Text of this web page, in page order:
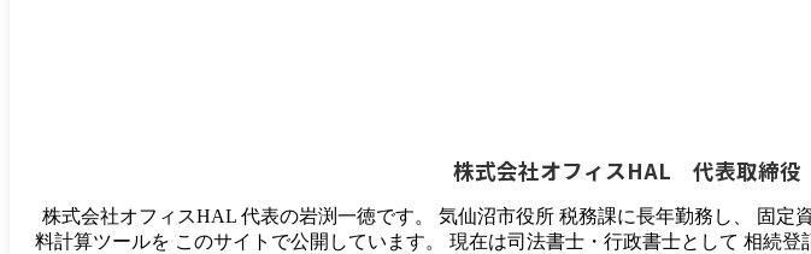
株式会社オフィスHAL 代表取締
株式会社オフィスHAL 代表の岩渕一徳です。 気仙沼市役所 税務課に長年勤務し、 固定
料計算ツールを このサイトで公開しています。 現在は司法書士・行政書士として 相続